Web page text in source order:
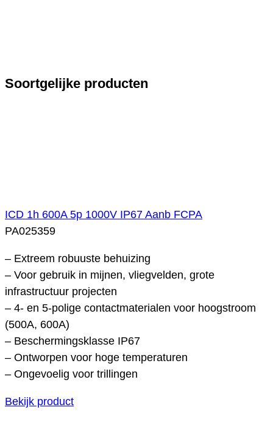
Soortgelijke producten
ICD 1h 600A 5p 1000V IP67 Aanb FCPA
PA025359
– Extreem robuuste behuizing
– Voor gebruik in mijnen, vliegvelden, grote
infrastructuur projecten
– 4- en 5-polige contactmaterialen voor hoogstroom
(500A, 600A)
– Beschermingsklasse IP67
– Ontworpen voor hoge temperaturen
– Ongevoelig voor trillingen
Bekijk product